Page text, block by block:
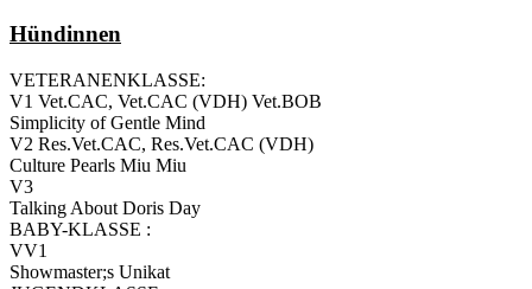
Hündinnen
VETERANENKLASSE:
V1 Vet.CAC, Vet.CAC (VDH) Vet.BOB
Simplicity of Gentle Mind
V2 Res.Vet.CAC, Res.Vet.CAC (VDH)
Culture Pearls Miu Miu
V3
Talking About Doris Day
BABY-KLASSE :
VV1
Showmaster;s Unikat